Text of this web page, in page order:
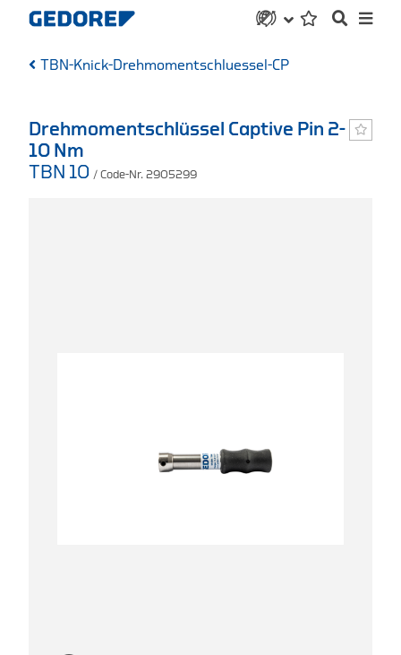
TBN-Knick-Drehmomentschluessel-CP
Drehmomentschlüssel Captive Pin 2-
10 Nm
TBN 10 / Code-Nr. 2905299